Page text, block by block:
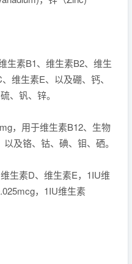
生素B1、维生素B2、维生
维生素E、以及硼、钙、
、钒、锌。
，用于维生素B12、生物
及铬、钴、碘、钼、硒。
生素D、维生素E，1IU维
，1IU维生素